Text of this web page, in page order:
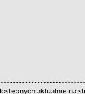
aktualnie